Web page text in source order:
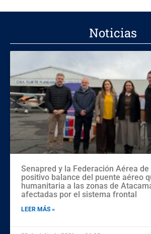
Noticias
Senapred y la Federación Aérea
positivo balance del puente aéreo
humanitaria a las zonas de
afectadas por el sistema frontal
LEER MÁS »